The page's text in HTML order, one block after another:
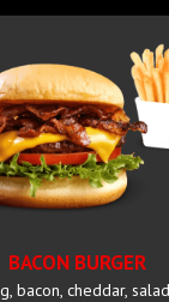
BACON BURGER
bacon, cheddar,